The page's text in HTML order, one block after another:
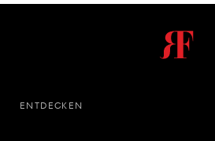
ENTDECKEN